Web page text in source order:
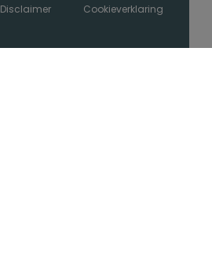
Disclaimer Cookieverklaring